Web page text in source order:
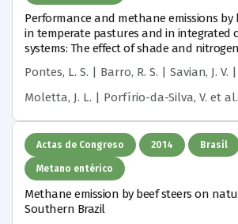
Performance and methane emissions by
in temperate pastures and in integrated
systems: The effect of shade and
Pontes, L. S. | Barro, R. S. | Savian, J. V.
Moletta, J. L. | Porfírio-da-Silva, V. et al.
Actas de Congreso 2014 Brasil
Metano entérico
Methane emission by beef steers on
Southern Brazil